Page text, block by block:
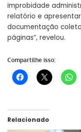
improbidade
relatório e
documentação
páginas”, revelou.
Compartilhe isso:
Relacionado